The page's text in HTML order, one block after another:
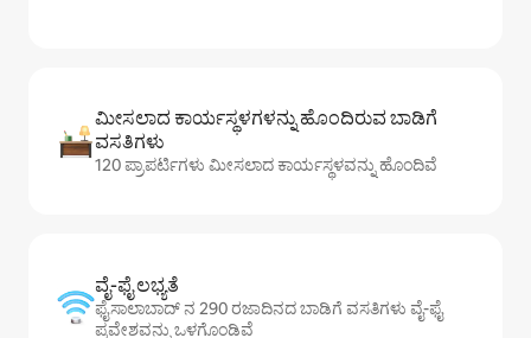
ಮೀಸಲಾದ ಕಾರ್ಯಸ್ಥಳಗಳನ್ನು ಹೊಂದಿರುವ ಬಾಡಿಗೆ
ವಸತಿಗಳು
120 ಪ್ರಾಪರ್ಟಿಗಳು ಮೀಸಲಾದ ಕಾರ್ಯಸ್ಥಳವನ್ನು ಹೊಂದಿವೆ
ವೈ-ಫೈ ಲಭ್ಯತೆ
ಫೈಸಾಲಾಬಾದ್ ನ 290 ರಜಾದಿನದ ಬಾಡಿಗೆ ವಸತಿಗಳು ವೈ-ಫೈ
ಪ್ರವೇಶವನ್ನು ಒಳಗೊಂಡಿವೆ